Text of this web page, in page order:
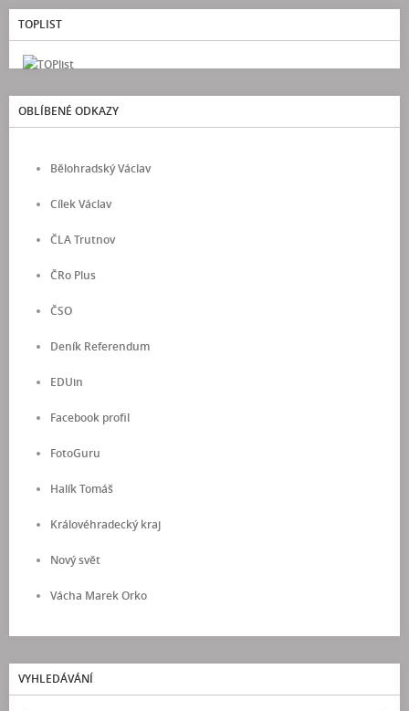
TOPLIST
OBLÍBENÉ ODKAZY
Bělohradský Václav
Cílek Václav
ČLA Trutnov
ČRo Plus
ČSO
Deník Referendum
EDUin
Facebook profil
FotoGuru
Halík Tomáš
Královéhradecký kraj
Nový svět
Vácha Marek Orko
VYHLEDÁVÁNÍ